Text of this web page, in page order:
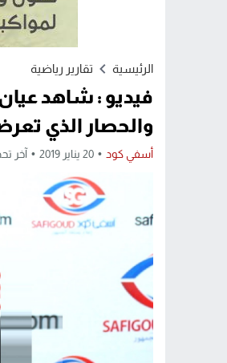
الرئيسية تقارير رياضية
فيديو : شاهد
والحصار الذي
أسفي كود 20 يناير 2019 آخر تحديث :